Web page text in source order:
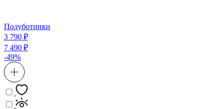
Полуботинки
3 790 ₽
7 490 ₽
-49%